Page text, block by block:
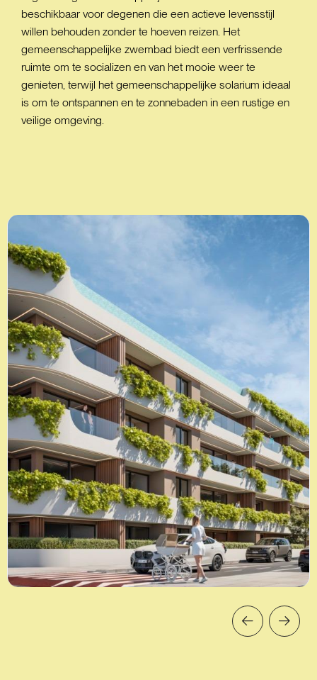
beschikbaar voor degenen die een actieve levensstijl
willen behouden zonder te hoeven reizen. Het
gemeenschappelijke zwembad biedt een verfrissende
ruimte om te socializen en van het mooie weer te
genieten, terwijl het gemeenschappelijke solarium ideaal
is om te ontspannen en te zonnebaden in een rustige en
veilige omgeving.